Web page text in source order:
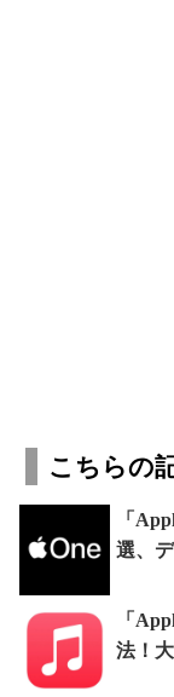
こちらの
「
選、
「
法！